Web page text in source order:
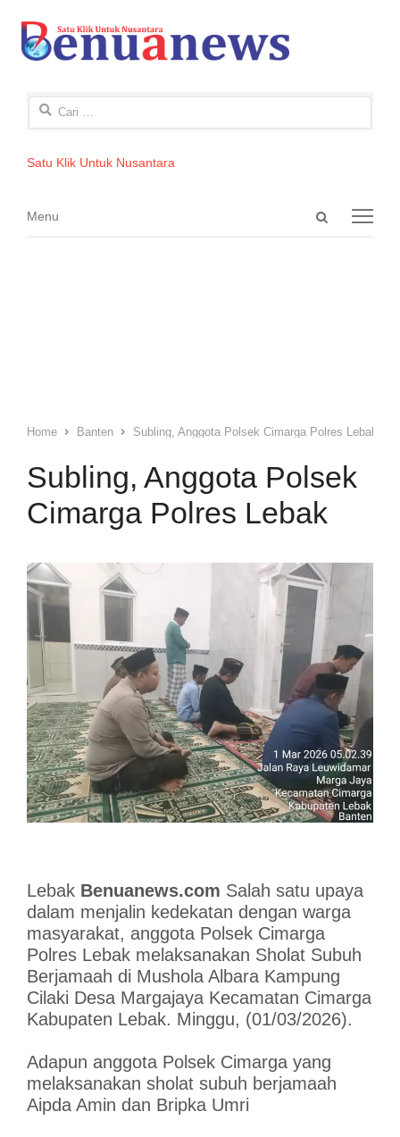
Cari
Satu Klik Untuk Nusantara
Open
Menu
Menu
Home Banten Subling, Anggota Polsek Cimarga Polres Lebak
Subling, Anggota Polsek
Cimarga Polres Lebak
Lebak Benuanews.com Salah satu upaya
dalam menjalin kedekatan dengan warga
masyarakat, anggota Polsek Cimarga
Polres Lebak melaksanakan Sholat Subuh
Berjamaah di Mushola Albara Kampung
Cilaki Desa Margajaya Kecamatan Cimarga
Kabupaten Lebak. Minggu, (01/03/2026).
Adapun anggota Polsek Cimarga yang
melaksanakan sholat subuh berjamaah
Aipda Amin dan Bripka Umri